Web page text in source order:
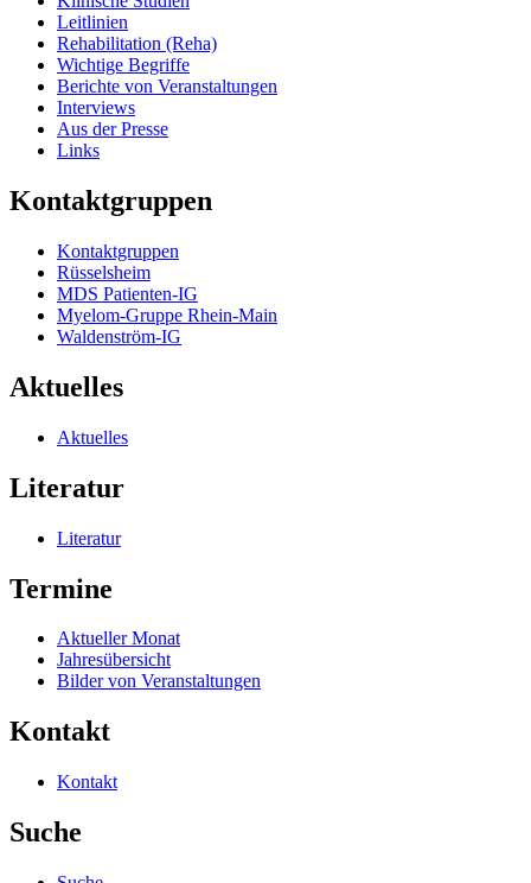
Leitlinien
Rehabilitation (Reha)
Wichtige Begriffe
Berichte von Veranstaltungen
Interviews
Aus der Presse
Links
Kontaktgruppen
Kontaktgruppen
Rüsselsheim
MDS Patienten-IG
Myelom-Gruppe Rhein-Main
Waldenström-IG
Aktuelles
Aktuelles
Literatur
Literatur
Termine
Aktueller Monat
Jahresübersicht
Bilder von Veranstaltungen
Kontakt
Kontakt
Suche